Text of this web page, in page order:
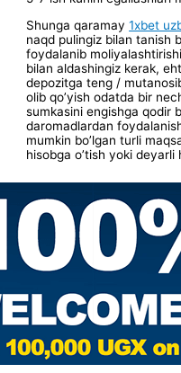
Shunga qaramay1xbet
naqd pulingiz bilan tanish
foydalanib
bilan aldashingiz kerak,
depozitga teng /
olib qo’yish odatda bir
sumkasini engishga qodir
daromadlardan
mumkin bo’lgan turli
hisobga o’tish yoki deyarli